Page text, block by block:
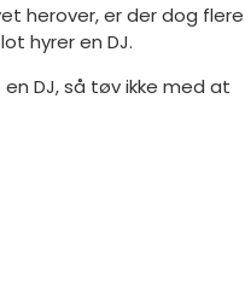
herover, er der dog flere
hyrer en DJ.
DJ, så tøv ikke med at